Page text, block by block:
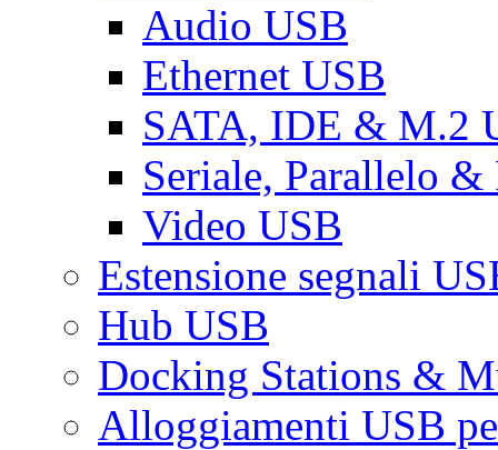
Audio USB
Ethernet USB
SATA, IDE & M.2
Seriale, Parallelo &
Video USB
Estensione segnali
Hub USB
Docking Stations &
Alloggiamenti USB